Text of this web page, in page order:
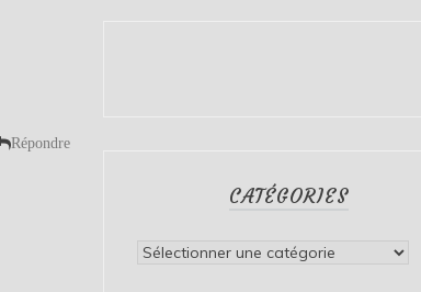
Répondre
CATÉGORIES
Catégories